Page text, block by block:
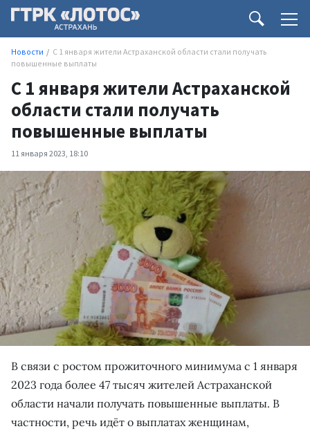
Новости
С 1 января жители Астраханской области стали получать
повышенные выплаты
С 1 января жители Астраханской
области стали получать
повышенные выплаты
11 января 2023, 18:10
В связи с ростом прожиточного минимума с 1 января
2023 года более 47 тысяч жителей Астраханской
области начали получать повышенные выплаты. В
частности, речь идёт о выплатах женщинам,